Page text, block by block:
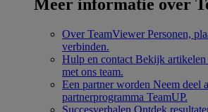
Meer informatie over
Over TeamViewer Personen,
verbinden.
Hulp en contact Bekijk artikelen
met ons team.
Een partner worden Neem deel
partnerprogramma TeamUP.
Succesverhalen Ontdek